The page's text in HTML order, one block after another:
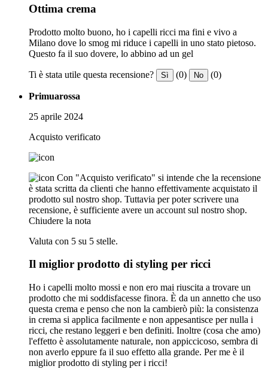
Ottima crema
Prodotto molto buono, ho i capelli ricci ma fini e vivo a
Milano dove lo smog mi riduce i capelli in uno stato pietoso.
Questo fa il suo dovere, lo abbino ad un gel
Ti è stata utile questa recensione? Sì (0) No (0)
Primuarossa
25 aprile 2024
Acquisto verificato
Con "Acquisto verificato" si intende che la recensione
è stata scritta da clienti che hanno effettivamente acquistato il
prodotto sul nostro shop. Tuttavia per poter scrivere una
recensione, è sufficiente avere un account sul nostro shop.
Chiudere la nota
Valuta con 5 su 5 stelle.
Il miglior prodotto di styling per ricci
Ho i capelli molto mossi e non ero mai riuscita a trovare un
prodotto che mi soddisfacesse finora. È da un annetto che uso
questa crema e penso che non la cambierò più: la consistenza
in crema si applica facilmente e non appesantisce per nulla i
ricci, che restano leggeri e ben definiti. Inoltre (cosa che amo)
l'effetto è assolutamente naturale, non appiccicoso, sembra di
non averlo eppure fa il suo effetto alla grande. Per me è il
miglior prodotto di styling per i ricci!